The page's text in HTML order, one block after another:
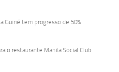
Guiné tem progresso de 50%
o restaurante Manila Social Club